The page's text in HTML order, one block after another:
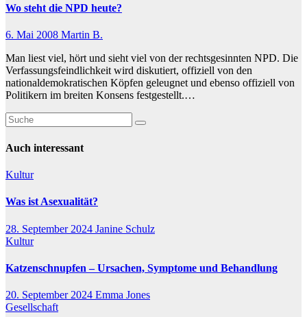
Wo steht die NPD heute?
6. Mai 2008 Martin B.
Man liest viel, hört und sieht viel von der rechtsgesinnten NPD. Die
Verfassungsfeindlichkeit wird diskutiert, offiziell von den
nationaldemokratischen Köpfen geleugnet und ebenso offiziell von
Politikern im breiten Konsens festgestellt.…
Auch interessant
Kultur
Was ist Asexualität?
28. September 2024 Janine Schulz
Kultur
Katzenschnupfen – Ursachen, Symptome und Behandlung
20. September 2024 Emma Jones
Gesellschaft